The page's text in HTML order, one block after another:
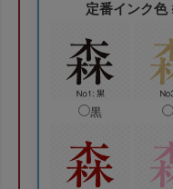
定番インク色
黒